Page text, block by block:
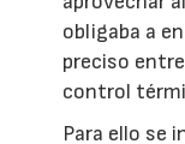
obligaba a
preciso
control
Para ello se